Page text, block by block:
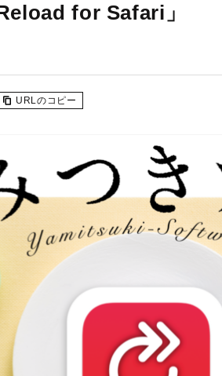
for Safari」
URLのコピー